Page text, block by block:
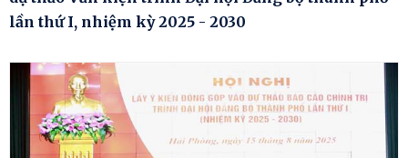
lần thứ I, nhiệm kỳ 2025 - 2030